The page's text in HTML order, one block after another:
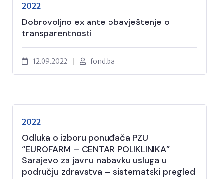
2022
Dobrovoljno ex ante obavještenje o
transparentnosti
12.09.2022 fond.ba
2022
Odluka o izboru ponuđača PZU
“EUROFARM – CENTAR POLIKLINIKA”
Sarajevo za javnu nabavku usluga u
području zdravstva – sistematski pregled